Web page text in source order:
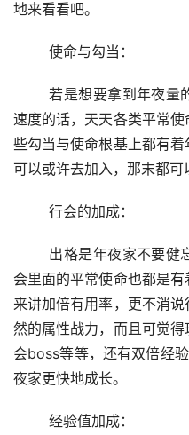
地来看看吧。
	使命与勾当：
	若是想要拿到年夜量的经验值，跨越纯真打怪的经验
速度的话，天天各类平常
些勾当与使命根基上都有
可以或许去加入，那末都可
	行会的加成：
会里面的平常使命也都是
来讲加倍有用率，更不消
然的属性战力，而且可觉
会boss等等，还有双倍经
夜家更快地成长。
	经验值加成：